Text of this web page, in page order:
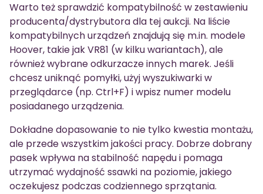
Warto też sprawdzić kompatybilność w zestawieniu
producenta/dystrybutora dla tej aukcji. Na liście
kompatybilnych urządzeń znajdują się m.in. modele
Hoover, takie jak VR81 (w kilku wariantach), ale
również wybrane odkurzacze innych marek. Jeśli
chcesz uniknąć pomyłki, użyj wyszukiwarki w
przeglądarce (np. Ctrl+F) i wpisz numer modelu
posiadanego urządzenia.
Dokładne dopasowanie to nie tylko kwestia montażu,
ale przede wszystkim jakości pracy. Dobrze dobrany
pasek wpływa na stabilność napędu i pomaga
utrzymać wydajność ssawki na poziomie, jakiego
oczekujesz podczas codziennego sprzątania.